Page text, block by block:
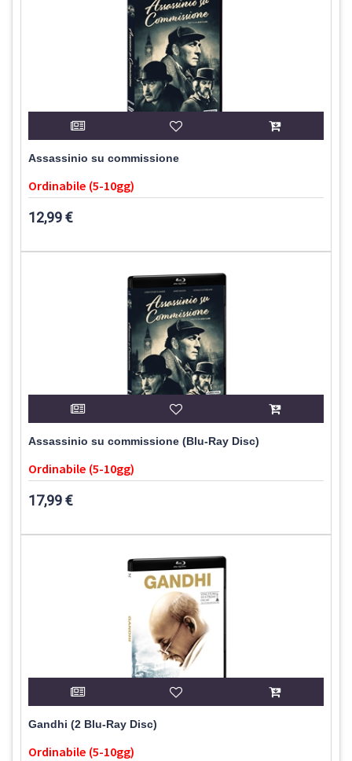
Assassinio su commissione
Ordinabile (5-10gg)
12,99 €
Assassinio su commissione (Blu-Ray Disc)
Ordinabile (5-10gg)
17,99 €
Gandhi (2 Blu-Ray Disc)
Ordinabile (5-10gg)